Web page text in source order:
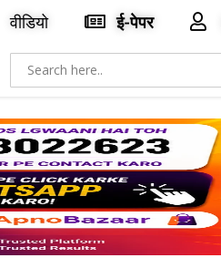
वीडियो ई-पेपर